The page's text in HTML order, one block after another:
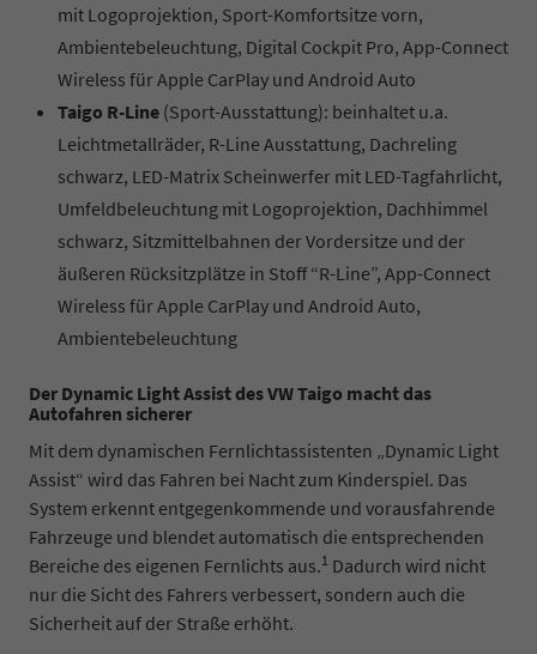
mit Logoprojektion, Sport-Komfortsitze vorn,
Ambientebeleuchtung, Digital Cockpit Pro, App-Connect
Wireless für Apple CarPlay und Android Auto
Taigo R-Line (Sport-Ausstattung): beinhaltet u.a.
Leichtmetallräder, R-Line Ausstattung, Dachreling
schwarz, LED-Matrix Scheinwerfer mit LED-Tagfahrlicht,
Umfeldbeleuchtung mit Logoprojektion, Dachhimmel
schwarz, Sitzmittelbahnen der Vordersitze und der
äußeren Rücksitzplätze in Stoff “R-Line”, App-Connect
Wireless für Apple CarPlay und Android Auto,
Ambientebeleuchtung
Der Dynamic Light Assist des VW Taigo macht das
Autofahren sicherer
Mit dem dynamischen Fernlichtassistenten „Dynamic Light
Assist“ wird das Fahren bei Nacht zum Kinderspiel. Das
System erkennt entgegenkommende und vorausfahrende
Fahrzeuge und blendet automatisch die entsprechenden
Bereiche des eigenen Fernlichts aus.1 Dadurch wird nicht
nur die Sicht des Fahrers verbessert, sondern auch die
Sicherheit auf der Straße erhöht.